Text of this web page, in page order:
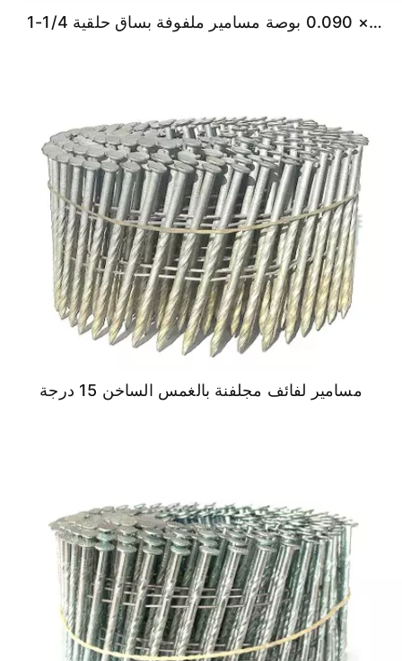
1-1/4 بوصة × 0.090 بوصة مسامير ملفوفة بساق حلقية
مسامير لفائف مجلفنة بالغمس الساخن 15 درجة